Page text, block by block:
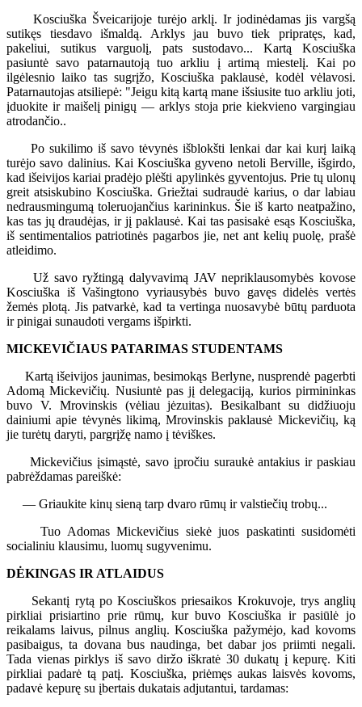
Kosciuška Šveicarijoje turėjo arklį. Ir jodinėdamas jis vargšą
sutikęs tiesdavo išmaldą. Arklys jau buvo tiek pripratęs, kad,
pakeliui, sutikus varguolį, pats sustodavo... Kartą Kosciuška
pasiuntė savo patarnautoją tuo arkliu į artimą miestelį. Kai po
ilgėlesnio laiko tas sugrįžo, Kosciuška paklausė, kodėl vėlavosi.
Patarnautojas atsiliepė: "Jeigu kitą kartą mane išsiusite tuo arkliu joti,
įduokite ir maišelį pinigų — arklys stoja prie kiekvieno vargingiau
atrodančio..
Po sukilimo iš savo tėvynės išblokšti lenkai dar kai kurį laiką
turėjo savo dalinius. Kai Kosciuška gyveno netoli Berville, išgirdo,
kad išeivijos kariai pradėjo plėšti apylinkės gyventojus. Prie tų ulonų
greit atsiskubino Kosciuška. Griežtai sudraudė karius, o dar labiau
nedrausmingumą toleruojančius karininkus. Šie iš karto neatpažino,
kas tas jų draudėjas, ir jį paklausė. Kai tas pasisakė esąs Kosciuška,
iš sentimentalios patriotinės pagarbos jie, net ant kelių puolę, prašė
atleidimo.
Už savo ryžtingą dalyvavimą JAV nepriklausomybės kovose
Kosciuška iš Vašingtono vyriausybės buvo gavęs didelės vertės
žemės plotą. Jis patvarkė, kad ta vertinga nuosavybė būtų parduota
ir pinigai sunaudoti vergams išpirkti.
MICKEVIČIAUS PATARIMAS STUDENTAMS
Kartą išeivijos jaunimas, besimokąs Berlyne, nusprendė pagerbti
Adomą Mickevičių. Nusiuntė pas jį delegaciją, kurios pirmininkas
buvo V. Mrovinskis (vėliau jėzuitas). Besikalbant su didžiuoju
dainiumi apie tėvynės likimą, Mrovinskis paklausė Mickevičių, ką
jie turėtų daryti, pargrįžę namo į tėviškes.
Mickevičius įsimąstė, savo įpročiu suraukė antakius ir paskiau
pabrėždamas pareiškė:
— Griaukite kinų sieną tarp dvaro rūmų ir valstiečių trobų...
Tuo Adomas Mickevičius siekė juos paskatinti susidomėti
socialiniu klausimu, luomų sugyvenimu.
DĖKINGAS IR ATLAIDUS
Sekantį rytą po Kosciuškos priesaikos Krokuvoje, trys anglių
pirkliai prisiartino prie rūmų, kur buvo Kosciuška ir pasiūlė jo
reikalams laivus, pilnus anglių. Kosciuška pažymėjo, kad kovoms
pasibaigus, ta dovana bus naudinga, bet dabar jos priimti negali.
Tada vienas pirklys iš savo diržo iškratė 30 dukatų į kepurę. Kiti
pirkliai padarė tą patį. Kosciuška, priėmęs aukas laisvės kovoms,
padavė kepurę su įbertais dukatais adjutantui, tardamas: